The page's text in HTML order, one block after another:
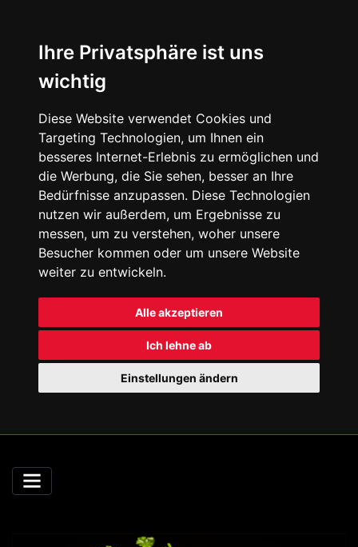
Ihre Privatsphäre ist uns
wichtig
Diese Website verwendet Cookies und
Targeting Technologien, um Ihnen ein
besseres Internet-Erlebnis zu ermöglichen und
die Werbung, die Sie sehen, besser an Ihre
Bedürfnisse anzupassen. Diese Technologien
nutzen wir außerdem, um Ergebnisse zu
messen, um zu verstehen, woher unsere
Besucher kommen oder um unsere Website
weiter zu entwickeln.
Alle akzeptieren
Ich lehne ab
Einstellungen ändern